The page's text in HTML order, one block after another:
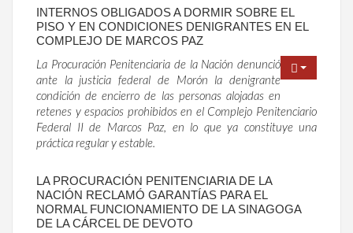
INTERNOS OBLIGADOS A DORMIR SOBRE EL
PISO Y EN CONDICIONES DENIGRANTES EN EL
COMPLEJO DE MARCOS PAZ
La Procuración Penitenciaria de la Nación denunció
ante la justicia federal de Morón la denigrante
condición de encierro de las personas alojadas en
retenes y espacios prohibidos en el Complejo Penitenciario
Federal II de Marcos Paz, en lo que ya constituye una
práctica regular y estable.
LA PROCURACIÓN PENITENCIARIA DE LA
NACIÓN RECLAMÓ GARANTÍAS PARA EL
NORMAL FUNCIONAMIENTO DE LA SINAGOGA
DE LA CÁRCEL DE DEVOTO